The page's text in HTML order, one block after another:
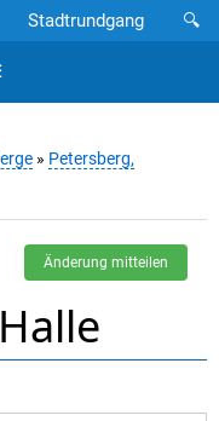
🔍
Stadtrundgang
» Petersberg,
Änderung mitteilen